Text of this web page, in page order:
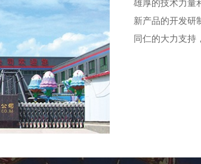
雄厚的技术力量
新产品的开发研
同仁的大力支持